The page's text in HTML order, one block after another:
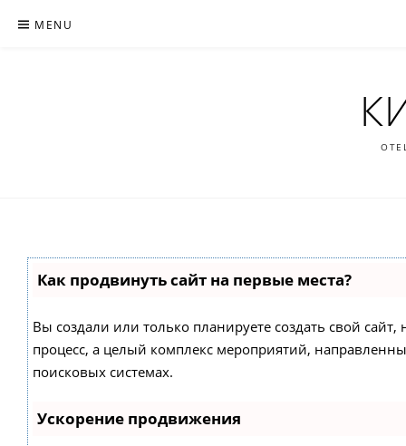
MENU
Как продвинуть сайт на первые места?
Вы создали или только планируете создать свой
процесс, а целый комплекс мероприятий,
поисковых системах.
Ускорение продвижения